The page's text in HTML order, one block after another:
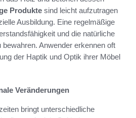
Produkte sind leicht aufzutragen
Ausbildung. Eine regelmäßige
und die natürliche
Anwender erkennen oft
der Haptik und Optik ihrer Möbel
Veränderungen
bringt unterschiedliche